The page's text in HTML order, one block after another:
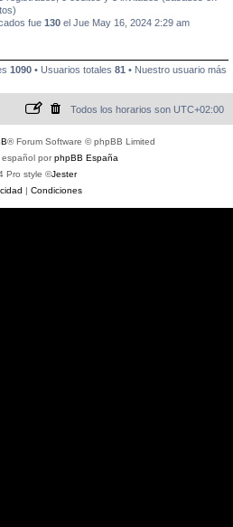
fue 130 el Jue May 16, 2024 2:29 am
1090 • Usuarios totales 81 • Nuestro usuario más
Todos los horarios son UTC+02:00
® Forum Software © phpBB Limited
español porphpBB España
Pro style ©Jester
| Condiciones